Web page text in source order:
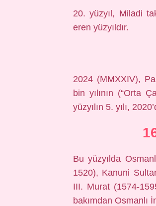
20. yüzyıl, Miladi
eren yüzyıldır.
2024 (MMXXIV),
bin yılının (“Orta
yüzyılın 5. yılı,
Bu yüzyılda
1520), Kanuni
III. Murat (1574-
bakımdan Osmanlı